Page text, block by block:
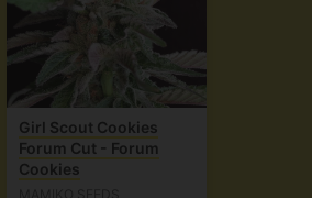
Girl Scout Cookies
Forum Cut - Forum
Cookies